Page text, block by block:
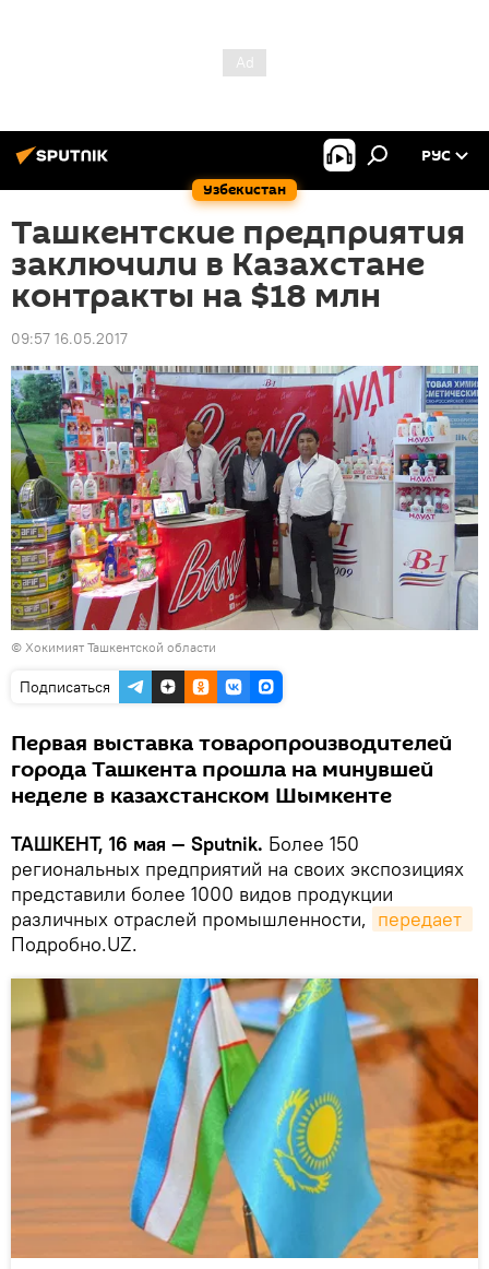
Узбекистан
РУС
Ташкентские предприятия
заключили в Казахстане
контракты на $18 млн
09:57 16.05.2017
© Хокимият Ташкентской области
Подписаться
Первая выставка товаропроизводителей
города Ташкента прошла на минувшей
неделе в казахстанском Шымкенте
ТАШКЕНТ, 16 мая — Sputnik. Более 150
региональных предприятий на своих экспозициях
представили более 1000 видов продукции
различных отраслей промышленности,
Подробно.UZ.